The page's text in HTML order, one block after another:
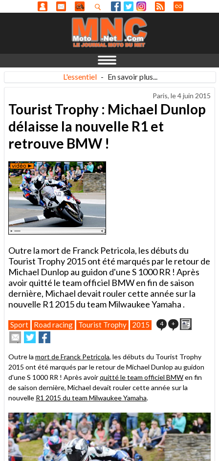
L'essentiel - En savoir plus...
Paris, le4 juin 2015
Tourist Trophy : Michael Dunlop
délaisse la nouvelle R1 et
retrouve BMW !
Outre la mort de Franck Petricola, les débuts du
Tourist Trophy 2015 ont été marqués par le retour de
Michael Dunlop au guidon d'une S 1000 RR ! Après
avoir quitté le team officiel BMW en fin de saison
dernière, Michael devait rouler cette année sur la
nouvelle R1 2015 du team Milwaukee Yamaha .
Sport Road racing Tourist Trophy 2015 4 +
Envoyer
cet
à
un
ami
Partager
sur
sur
Outre la mort de Franck Petricola, les débuts du Tourist Trophy
2015 ont été marqués par le retour de Michael Dunlop au guidon
d'une S 1000 RR ! Après avoirquitté le team officiel BMWen fin
de saison dernière, Michael devait rouler cette année sur la
nouvelle R1 2015 du team Milwaukee Yamaha.